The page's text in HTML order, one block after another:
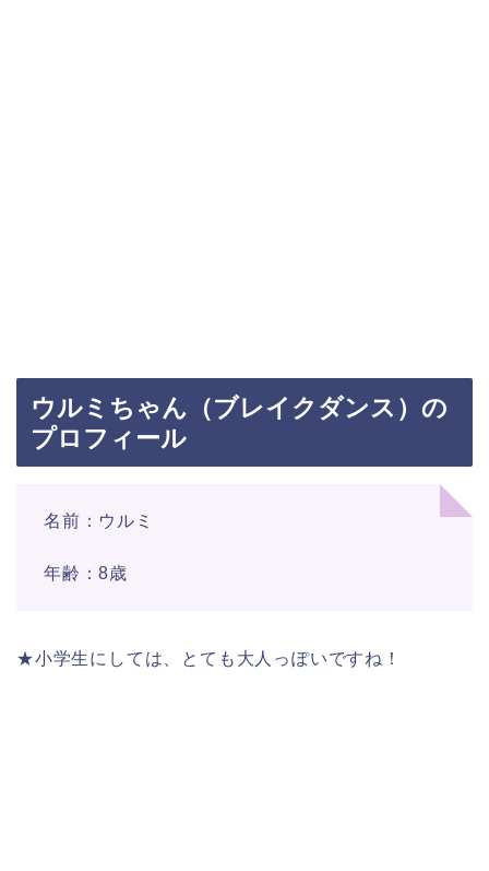
ウルミちゃん（ブレイクダンス）の
プロフィール
名前：ウルミ
年齢：8歳
★小学生にしては、とても大人っぽいですね！